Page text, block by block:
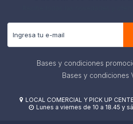
Bases y condiciones
Bases y condiciones
 LOCAL COMERCIAL Y PICK UP
 Lunes a viernes de 10 a 18.45 y